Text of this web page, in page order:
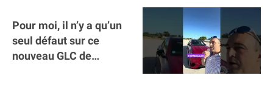
Pour moi, il n’y a qu’un
seul défaut sur ce
nouveau GLC de